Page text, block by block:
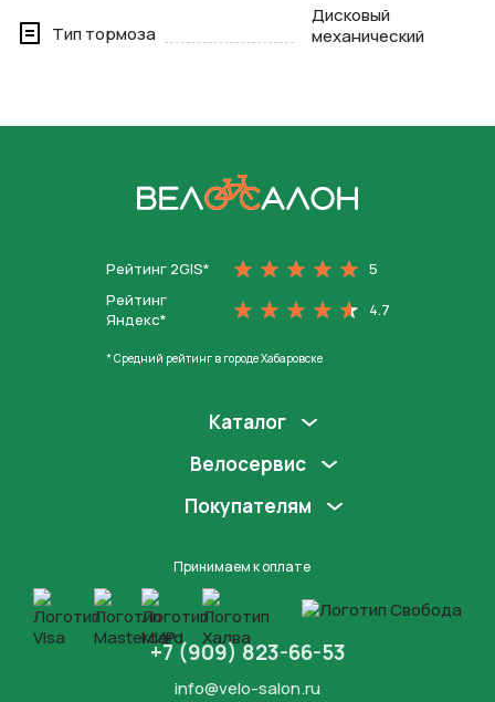
Тип тормоза
Дисковый
механический
Рейтинг 2GIS*
5
Рейтинг
Яндекс*
4.7
* Средний рейтинг в городе Хабаровске
Каталог
Велосервис
Покупателям
Принимаем к оплате
+7 (909) 823-66-53
info@velo-salon.ru